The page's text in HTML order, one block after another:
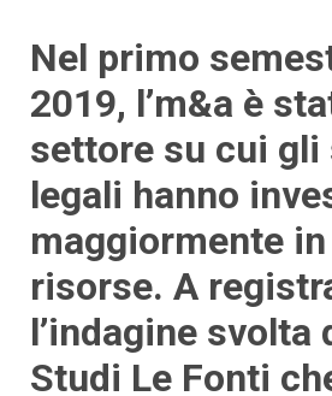
Nel primo
2019, l’m&a è
settore su cui gli
legali hanno
maggiormente
risorse. A
l’indagine svolta
Studi Le Fonti